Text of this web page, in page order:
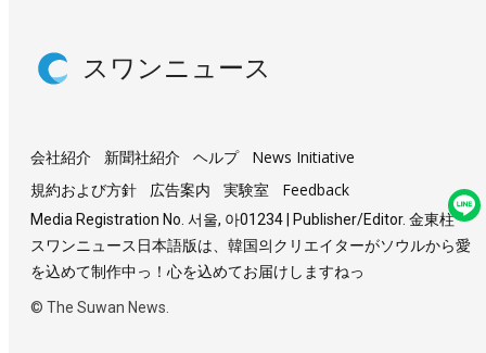
スワンニュース
会社紹介 新聞社紹介 ヘルプ
News Initiative
規約および方針
広告案内 実験室 Feedback
Media Registration No. 서울, 아01234 | Publisher/Editor. 金東柱
スワンニュース日本語版は、韓国의クリエイターがソウルから愛
を込めて制作中っ！心を込めてお届けしますねっ
© The Suwan News.